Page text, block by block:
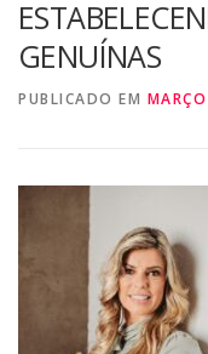
GENUÍNAS
PUBLICADO EM